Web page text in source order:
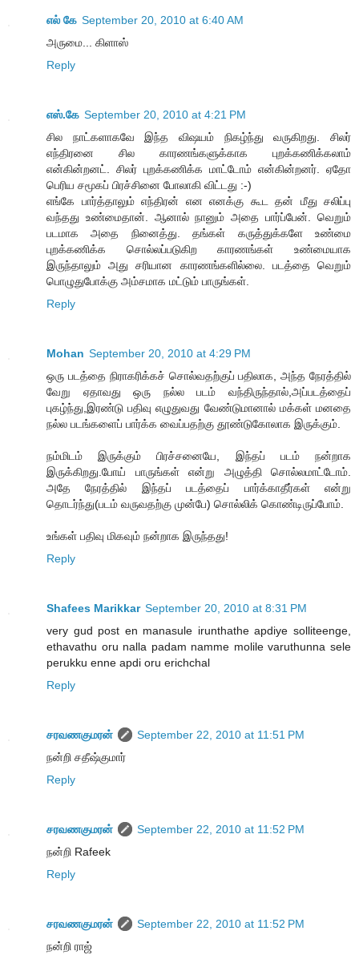
எல் கே September 20, 2010 at 6:40 AM
அருமை... கிளாஸ்
Reply
எஸ்.கே September 20, 2010 at 4:21 PM
சில நாட்களாகவே இந்த விஷயம் நிகழ்ந்து வருகிறது. சிலர்
எந்திரனை சில காரணங்களுக்காக புறக்கணிக்கலாம்
என்கின்றனட். சிலர் புறக்கணிக்க மாட்டோம் என்கின்றனர். ஏதோ
பெரிய சமூகப் பிரச்சினை போலாகி விட்டது :-)
எங்கே பார்த்தாலும் எந்திரன் என எனக்கு கூட தன் மீது சலிப்பு
வந்தது உண்மைதான். ஆனால் நானும் அதை பார்ப்பேன். வெறும்
படமாக அதை நினைத்து. தங்கள் கருத்துக்களே உண்மை
புறக்கணிக்க சொல்லப்படுகிற காரணங்கள் உண்மையாக
இருந்தாலும் அது சரியான காரணங்களில்லை. படத்தை வெறும்
பொழுதுபோக்கு அம்சமாக மட்டும் பாருங்கள்.
Reply
Mohan September 20, 2010 at 4:29 PM
ஒரு படத்தை நிராகரிக்கச் சொல்வதற்குப் பதிலாக, அந்த நேரத்தில்
வேறு ஏதாவது ஒரு நல்ல படம் வந்திருந்தால்,அப்படத்தைப்
புகழ்ந்து,இரண்டு பதிவு எழுதுவது வேண்டுமானால் மக்கள் மனதை
நல்ல படங்களைப் பார்க்க வைப்பதற்கு தூண்டுகோலாக இருக்கும்.
நம்மிடம் இருக்கும் பிரச்சனையே, இந்தப் படம் நன்றாக
இருக்கிறது.போய் பாருங்கள் என்று அழுத்தி சொல்லமாட்டோம்.
அதே நேரத்தில் இந்தப் படத்தைப் பார்க்காதீர்கள் என்று
தொடர்ந்து(படம் வருவதற்கு முன்பே) சொல்லிக் கொண்டிருப்போம்.
உங்கள் பதிவு மிகவும் நன்றாக இருந்தது!
Reply
Shafees Marikkar September 20, 2010 at 8:31 PM
very gud post en manasule irunthathe apdiye solliteenge,
ethavathu oru nalla padam namme molile varuthunna sele
perukku enne apdi oru erichchal
Reply
சரவணகுமரன்
September 22, 2010 at 11:51 PM
நன்றி சதீஷ்குமார்
Reply
சரவணகுமரன்
September 22, 2010 at 11:52 PM
நன்றி Rafeek
Reply
சரவணகுமரன்
September 22, 2010 at 11:52 PM
நன்றி ராஜ்